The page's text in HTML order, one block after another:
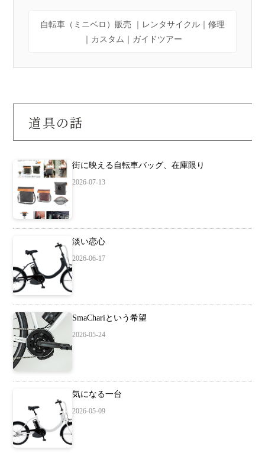
自転車（ミニベロ）販売 ｜レンタサイクル｜修理
｜カスタム｜ガイドツアー
道具の話
街に映える自転車バッグ、在庫限り
2026-07-13
淡い恋心
2026-06-17
SmaChariという希望
2026-05-24
気になる一台
2026-05-09